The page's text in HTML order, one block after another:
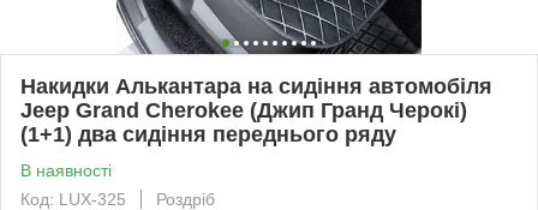
Накидки Алькантара на сидіння автомобіля
Jeep Grand Cherokee (Джип Гранд Черокі)
(1+1) два сидіння переднього ряду
В наявності
Код: LUX-325
Роздріб